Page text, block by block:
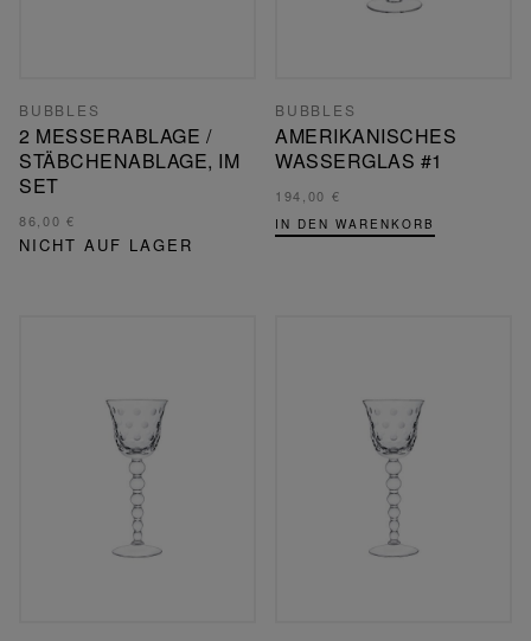
BUBBLES
2 MESSERABLAGE /
STÄBCHENABLAGE, IM
SET
86,00 €
NICHT AUF LAGER
BUBBLES
AMERIKANISCHES
WASSERGLAS #1
194,00 €
IN DEN WARENKORB